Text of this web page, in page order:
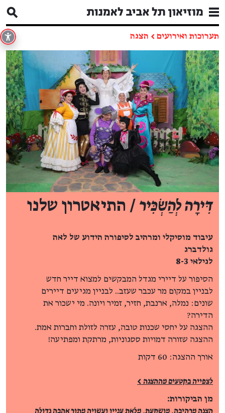
תערוכות ואירועים ← הצגה
דִּירָה לְהַשְׂכִּיר / התיאטרון שלנו
עיבוד מוסיקלי ומרהיב לסיפורה הידוע של לאה
גולדברג
לגילאי 8-3
הסיפור על דיירי מגדל המבקשים למצוא דייר חדש
לבניין במקום מר עכבר שעזב.. לבניין מגיעים דיירים
שונים: נמלה, ארנבת, חזיר, זמיר ויונה. מי ישכור את
הדירה?
ההצגה על יחסי שכנות טובה, עזרה לזולת וחברות אמת.
ההצגה שזורה דמויות ססגוניות, מרתקת ומפתיעה!
אורך ההצגה: 60 דקות
לצפייה בקטעים מההצגה >
מן הביקורות:
הצגה מרהיבה, מושקעת, מלאת עניין ועשויה מתוך אהבה גדולה